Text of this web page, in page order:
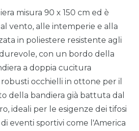
misura 90 x 150 cm ed è
vento, alle intemperie e alla
in poliestere resistente agli
con un bordo della
a doppia cucitura
occhielli in ottone per il
della bandiera già battuta dal
ideali per le esigenze dei tifosi
eventi sportivi come l'America